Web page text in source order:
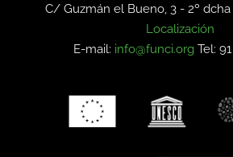
C/ Guzmán el Bueno, 3 - 2º
Localización
E-mail: info@funci.org Tel: